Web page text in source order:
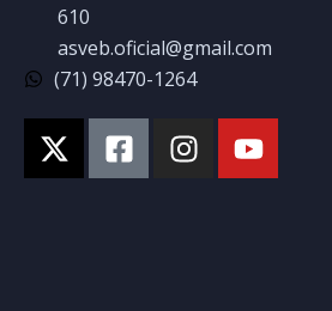
610
asveb.oficial@gmail.com
(71) 98470-1264